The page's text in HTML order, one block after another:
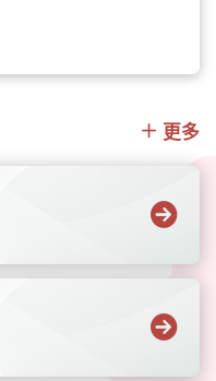
立流行組合KIKI
十月在香港上演
》為來自巴西的
演的其中一站，
作演出，中西合
。阿薩德兄弟憑
肯定。《銅話鼓
西亞頂尖敲擊樂團
團十一月呈獻
掘到適合自己和
1. 康樂及文化事
班、乒乓球訓練
，及園藝課程
期課程，一起探
詳情及報名（香港
>>>詳情及報名
程）3. 香港基督
水的暑期活動或
體育課程，及攀
更多